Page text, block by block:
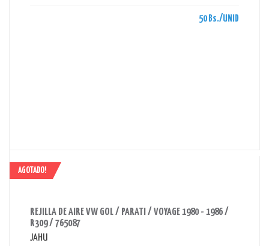
50 Bs./UNID
AGOTADO!
REJILLA DE AIRE VW GOL / PARATI / VOYAGE 1980 - 1986 /
R309 / 765087
JAHU